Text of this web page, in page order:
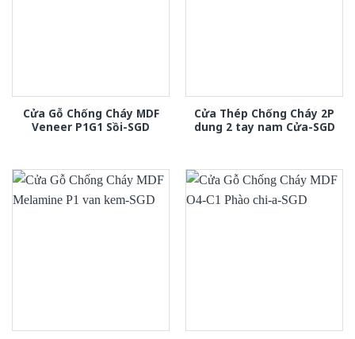
Cửa Gỗ Chống Cháy MDF
Veneer P1G1 Sồi-SGD
Cửa Thép Chống Cháy 2P
dung 2 tay nam Cửa-SGD